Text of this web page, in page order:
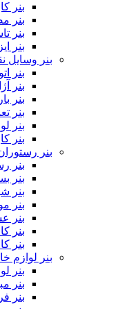
بنر
بنر
بنر
بنر
بنر وسایل
بنر
بنر
بنر
بنر
بنر
بنر
بنر
بنر
بنر
بنر
بنر
بنر
بنر
بنر
بنر لوازم
بنر
بنر
بنر